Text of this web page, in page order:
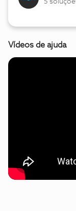
5
Vídeos de ajuda